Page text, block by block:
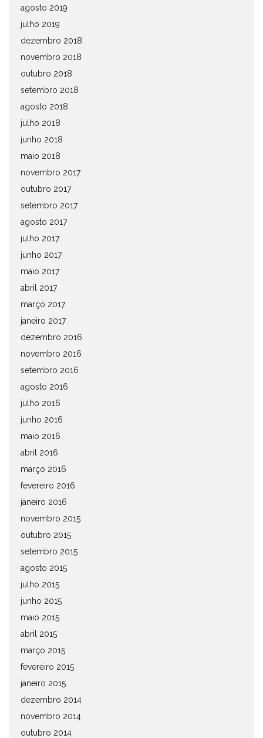
agosto 2019
julho 2019
dezembro 2018
novembro 2018
outubro 2018
setembro 2018
agosto 2018
julho 2018
junho 2018
maio 2018
novembro 2017
outubro 2017
setembro 2017
agosto 2017
julho 2017
junho 2017
maio 2017
abril 2017
março 2017
janeiro 2017
dezembro 2016
novembro 2016
setembro 2016
agosto 2016
julho 2016
junho 2016
maio 2016
abril 2016
março 2016
fevereiro 2016
janeiro 2016
novembro 2015
outubro 2015
setembro 2015
agosto 2015
julho 2015
junho 2015
maio 2015
abril 2015
março 2015
fevereiro 2015
janeiro 2015
dezembro 2014
novembro 2014
outubro 2014